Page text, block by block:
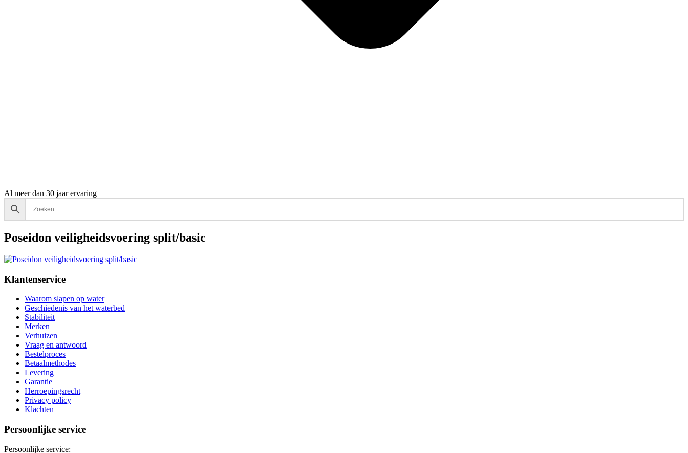
Al meer dan 30 jaar ervaring
Poseidon veiligheidsvoering split/basic
Klantenservice
Waarom slapen op water
Geschiedenis van het waterbed
Stabiliteit
Merken
Verhuizen
Vraag en antwoord
Bestelproces
Betaalmethodes
Levering
Garantie
Herroepingsrecht
Privacy policy
Klachten
Persoonlijke service
Persoonlijke service: